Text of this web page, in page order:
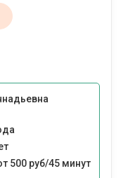
500 руб/45 минут